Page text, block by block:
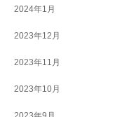
2024年1月
2023年12月
2023年11月
2023年10月